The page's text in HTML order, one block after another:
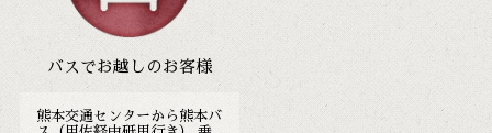
バスでお越しのお客様
熊本交通センターから熊本バ